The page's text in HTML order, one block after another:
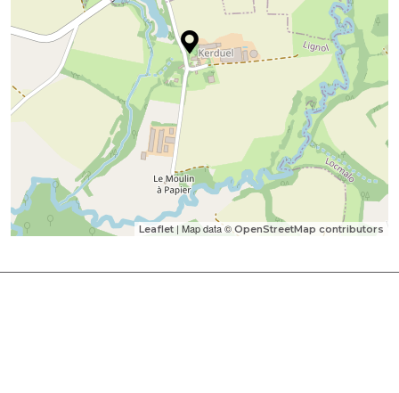
Leaflet | Map data © OpenStreetMap contributors